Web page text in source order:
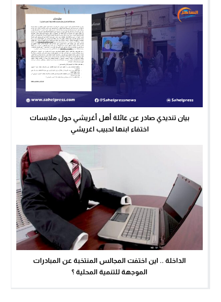
بيان تنديدي صادر عن عائلة أهل أغريشي حول ملابسات
اختفاء ابنها لحبيب اغريشي
الداخلة .. اين اختفت المجالس المنتخبة عن المبادرات
الموجهة للتنمية المحلية ؟